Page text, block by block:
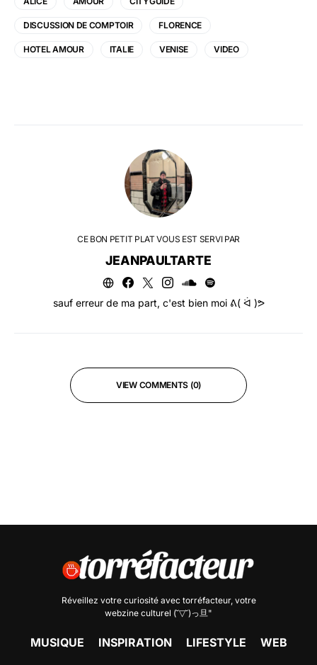
DISCUSSION DE COMPTOIR FLORENCE
HOTEL AMOUR ITALIE VENISE VIDEO
CE BON PETIT PLAT VOUS EST SERVI PAR
JEANPAULTARTE
sauf erreur de ma part, c'est bien moi ᕕ( ᐛ )ᕗ
VIEW COMMENTS (0)
Réveillez votre curiosité avec torréfacteur, votre
webzine culturel (˘▽˘)っ旦"
MUSIQUE INSPIRATION LIFESTYLE WEB